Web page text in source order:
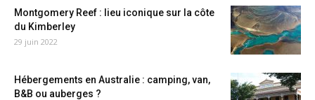
Montgomery Reef : lieu iconique sur la côte
du Kimberley
29 juin 2022
Hébergements en Australie : camping, van,
B&B ou auberges ?